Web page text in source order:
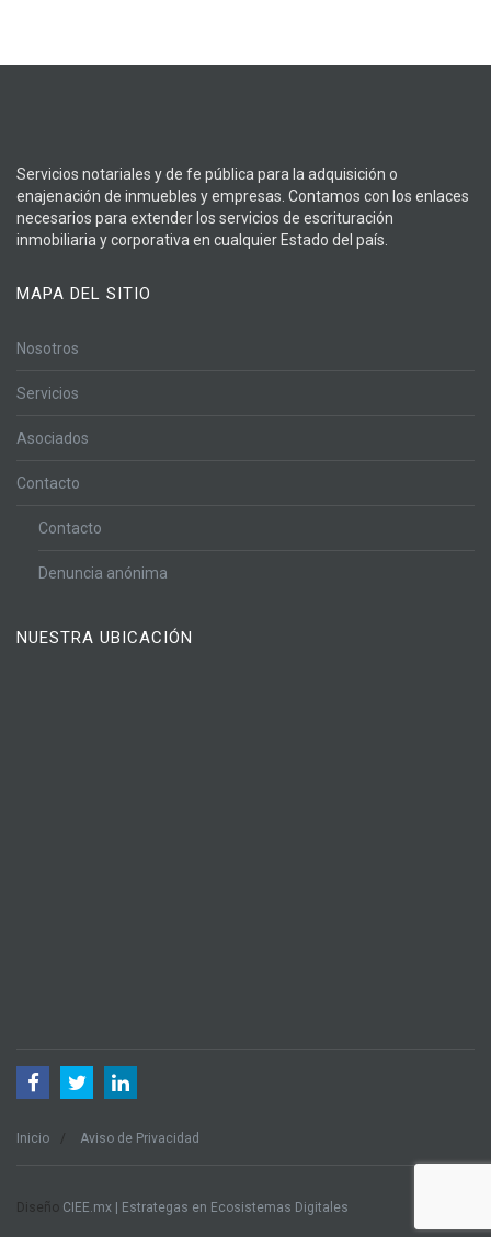
Servicios notariales y de fe pública para la adquisición o
enajenación de inmuebles y empresas. Contamos con los enlaces
necesarios para extender los servicios de escrituración
inmobiliaria y corporativa en cualquier Estado del país.
MAPA DEL SITIO
Nosotros
Servicios
Asociados
Contacto
Contacto
Denuncia anónima
NUESTRA UBICACIÓN
Inicio Aviso de Privacidad
Diseño CIEE.mx | Estrategas en Ecosistemas Digitales